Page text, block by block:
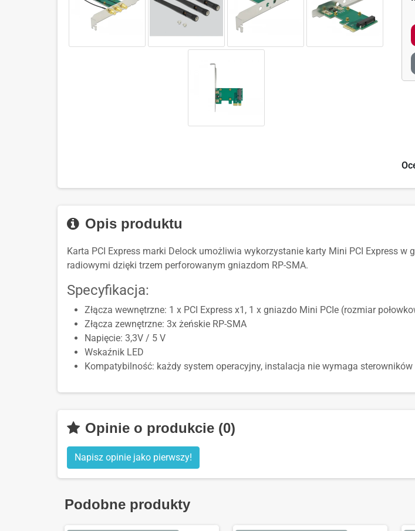
Opis produktu
Karta PCI Express marki Delock umożliwia wykorzystanie karty Mini PCI Express w
radiowymi dzięki trzem perforowanym gniazdom RP-SMA.
Specyfikacja:
Złącza wewnętrzne: 1 x PCI Express x1, 1 x gniazdo Mini PCIe (rozmiar
Złącza zewnętrzne: 3x żeńskie RP-SMA
Napięcie: 3,3V / 5 V
Wskaźnik LED
Kompatybilność: każdy system operacyjny, instalacja nie wymaga sterowników
Opinie o produkcie (0)
Napisz opinie jako pierwszy!
Podobne produkty